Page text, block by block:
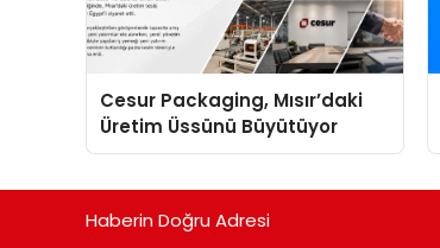
Cesur Packaging, Mısır’daki
Üretim Üssünü Büyütüyor
Haberin Doğru Adresi